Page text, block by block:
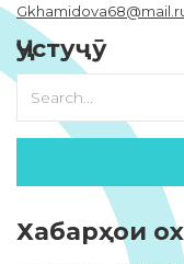
Ҷустуҷӯ
Хабарҳои